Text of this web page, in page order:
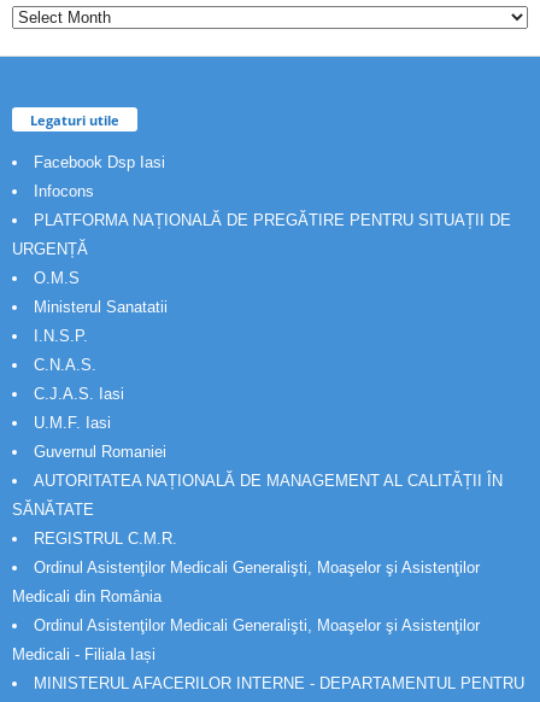
Legaturi utile
Facebook Dsp Iasi
Infocons
PLATFORMA NAȚIONALĂ DE PREGĂTIRE PENTRU SITUAȚII DE
URGENȚĂ
O.M.S
Ministerul Sanatatii
I.N.S.P.
C.N.A.S.
C.J.A.S. Iasi
U.M.F. Iasi
Guvernul Romaniei
AUTORITATEA NAȚIONALĂ DE MANAGEMENT AL CALITĂȚII ÎN
SĂNĂTATE
REGISTRUL C.M.R.
Ordinul Asistenţilor Medicali Generalişti, Moaşelor şi Asistenţilor
Medicali din România
Ordinul Asistenţilor Medicali Generalişti, Moaşelor şi Asistenţilor
Medicali - Filiala Iași
MINISTERUL AFACERILOR INTERNE - DEPARTAMENTUL PENTRU